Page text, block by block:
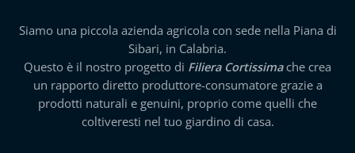
Siamo una piccola azienda agricola con sede nella Piana di
Sibari, in Calabria.
Questo è il nostro progetto di Filiera Cortissimache crea
un rapporto diretto produttore-consumatore grazie a
prodotti naturali e genuini, proprio come quelli che
coltiveresti nel tuo giardino di casa.